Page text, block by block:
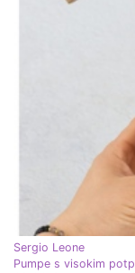
Sergio Leone
Pumpe s visokim